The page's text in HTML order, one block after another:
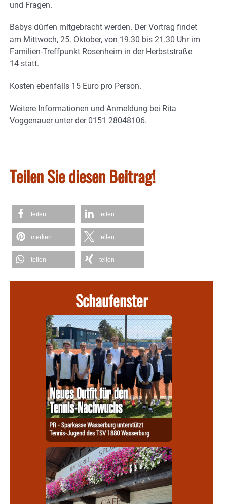
und Fragen.
Babys dürfen mitgebracht werden. Der Vortrag findet
am Mittwoch, 25. Oktober, von 19.30 bis 21.30 Uhr im
Familien-Treffpunkt Rosenheim in der Herbststraße
14 statt.
Kosten ebenfalls 15 Euro pro Person.
Weitere Informationen und Anmeldung bei Rita
Voggenauer unter der 0151 28048106.
Teilen Sie diesen Beitrag!
teilen teilen
merken teilen
teilen teilen
Schaufenster